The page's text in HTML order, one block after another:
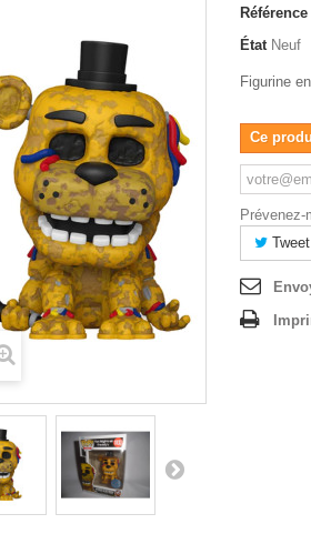
Référence
État Neuf
Figurine
Ce
Tweet